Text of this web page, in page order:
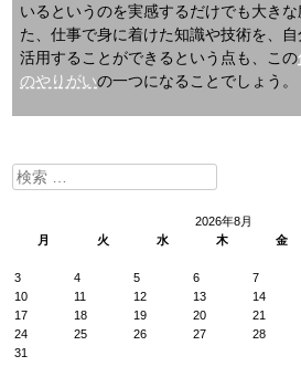
いるというのを実感するだけでも大き
た、仕事で身に着けた知識や技術を、
活用することができるという点も、この
のやりがいの一つになることでしょう。
検
2026年8月
月
火 水 木 金
3
4 5 6 7
10
11 12 13 14
17
18 19 20 21
24
25 26 27 28
31